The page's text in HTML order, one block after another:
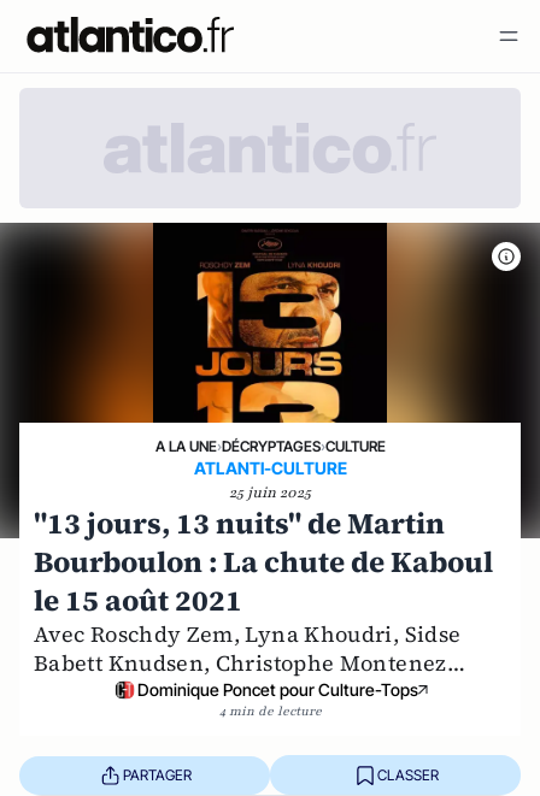
A LA UNE›DÉCRYPTAGES›CULTURE
ATLANTI-CULTURE
25 juin 2025
"13 jours, 13 nuits" de Martin
Bourboulon : La chute de Kaboul
le 15 août 2021
Avec Roschdy Zem, Lyna Khoudri, Sidse
Babett Knudsen, Christophe Montenez…
Dominique Poncet pour Culture-Tops
4 min de lecture
PARTAGER CLASSER